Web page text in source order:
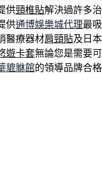
供頸椎貼解決過許多
供通博娛樂城代理最
醫療器材肩頸貼及日
遊卡套無論您是需要
貔貅館的領導品牌合